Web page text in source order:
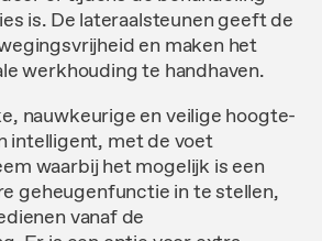
is. De lateraalsteunen geeft de
en maken het
werkhouding te handhaven.
nauwkeurige en veilige hoogte-
intelligent, met de voet
waarbij het mogelijk is een
geheugenfunctie in te stellen,
vanaf de